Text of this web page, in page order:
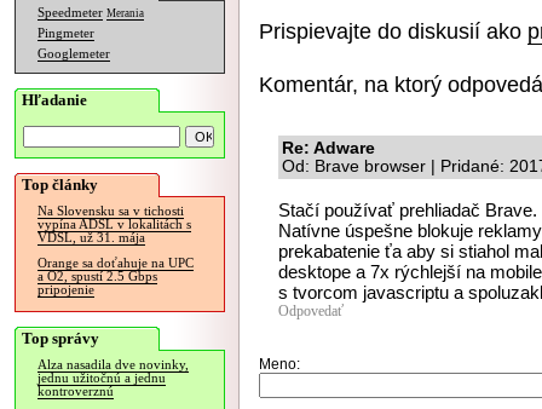
Speedmeter Merania
Pingmeter
Googlemeter
Hľadanie
Top články
Na Slovensku sa v tichosti
vypína ADSL v lokalitách s
VDSL, už 31. mája
Orange sa doťahuje na UPC
a O2, spustí 2.5 Gbps
pripojenie
Top správy
Alza nasadila dve novinky,
jednu užitočnú a jednu
kontroverznú
Prispievajte do diskusií ako
Komentár, na ktorý
Re: Adware
Od: Brave browser | Pridané:
Stačí používať prehliadač Brave.
Natívne úspešne blokuje
prekabatenie ťa aby si stiahol
desktope a 7x rýchlejší na
s tvorcom javascriptu a
Odpovedať
Meno: